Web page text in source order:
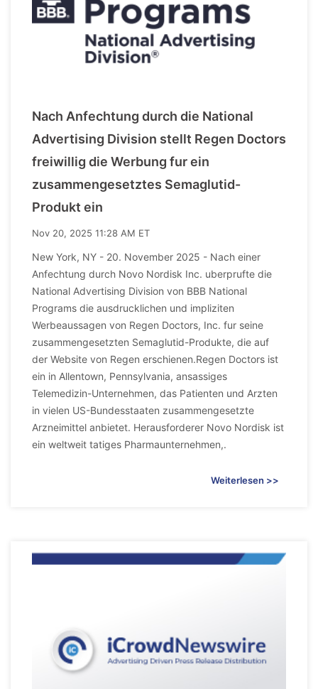
Nach Anfechtung durch die National
Advertising Division stellt Regen Doctors
freiwillig die Werbung fur ein
zusammengesetztes Semaglutid-
Produkt ein
Nov 20, 2025 11:28 AM ET
New York, NY - 20. November 2025 - Nach einer
Anfechtung durch Novo Nordisk Inc. uberprufte die
National Advertising Division von BBB National
Programs die ausdrucklichen und impliziten
Werbeaussagen von Regen Doctors, Inc. fur seine
zusammengesetzten Semaglutid-Produkte, die auf
der Website von Regen erschienen.Regen Doctors ist
ein in Allentown, Pennsylvania, ansassiges
Telemedizin-Unternehmen, das Patienten und Arzten
in vielen US-Bundesstaaten zusammengesetzte
Arzneimittel anbietet. Herausforderer Novo Nordisk ist
ein weltweit tatiges Pharmaunternehmen,.
Weiterlesen >>